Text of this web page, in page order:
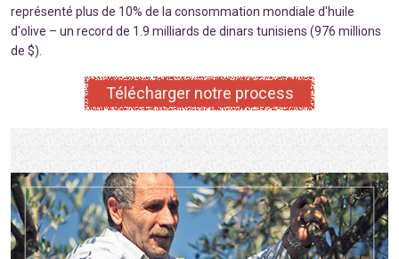
représenté plus de 10% de la consommation mondiale d'huile
d'olive – un record de 1.9 milliards de dinars tunisiens (976 millions
de $).
Télécharger notre process